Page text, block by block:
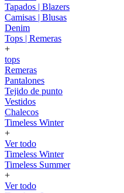
Tapados | Blazers
Camisas | Blusas
Denim
Tops | Remeras
+
tops
Remeras
Pantalones
Tejido de punto
Vestidos
Chalecos
Timeless Winter
+
Ver todo
Timeless Winter
Timeless Summer
+
Ver todo